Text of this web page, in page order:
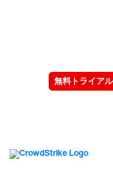
無料トライア